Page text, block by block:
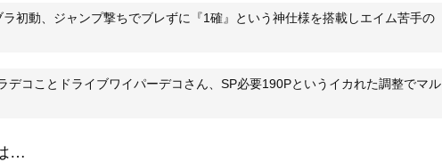
ラ初動、ジャンプ撃ちでブレずに『1確』という神仕様を搭載しエイム苦手の
デコことドライブワイパーデコさん、SP必要190Pというイカれた調整でマル
…